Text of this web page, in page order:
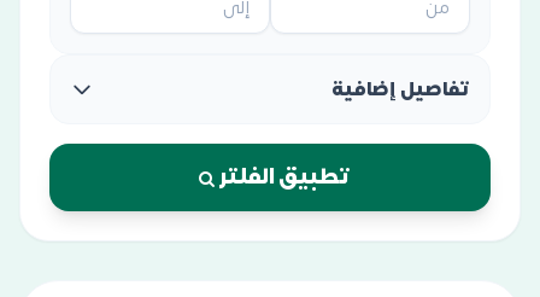
تفاصيل إضافية
تطبيق الفلتر